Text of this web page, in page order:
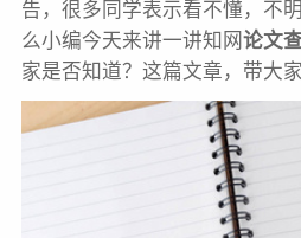
告，很多同学表示看不懂，不
么小编今天来讲一讲知网论文
家是否知道？这篇文章，带大